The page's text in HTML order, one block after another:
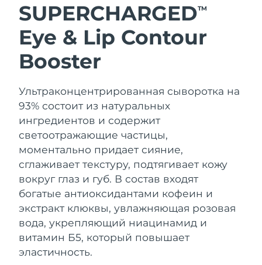
SUPERCHARGEDTM
Eye & Lip Contour
Booster
Ультраконцентрированная сыворотка на
93% состоит из натуральных
ингредиентов и содержит
светоотражающие частицы,
моментально придает сияние,
сглаживает текстуру, подтягивает кожу
вокруг глаз и губ. В состав входят
богатые антиоксидантами кофеин и
экстракт клюквы, увлажняющая розовая
вода, укрепляющий ниацинамид и
витамин Б5, который повышает
эластичность.